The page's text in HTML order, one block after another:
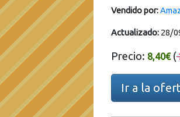
Vendido por:
Actualizado: 28/
Precio: 8,40€(
Ir a la